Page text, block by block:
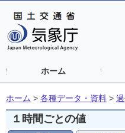
ホーム
ホーム > 各種データ・資料 >
１時間ごとの値